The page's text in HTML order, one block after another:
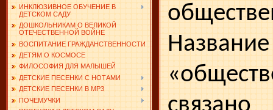
ИНКЛЮЗИВНОЕ ОБУЧЕНИЕ В
ДЕТСКОМ САДУ
ДОШКОЛЬНИКАМ О ВЕЛИКОЙ
ОТЕЧЕСТВЕННОЙ ВОЙНЕ
ВОСПИТАНИЕ ГРАЖДАНСТВЕННОСТИ
ДЕТЯМ О КОСМОСЕ
ФИЛОСОФИЯ ДЛЯ МАЛЫШЕЙ
ДЕТСКИЕ ПЕСЕНКИ С НОТАМИ
ДЕТСКИЕ ПЕСЕНКИ В MP3
ПОЧЕМУЧКИ
Название